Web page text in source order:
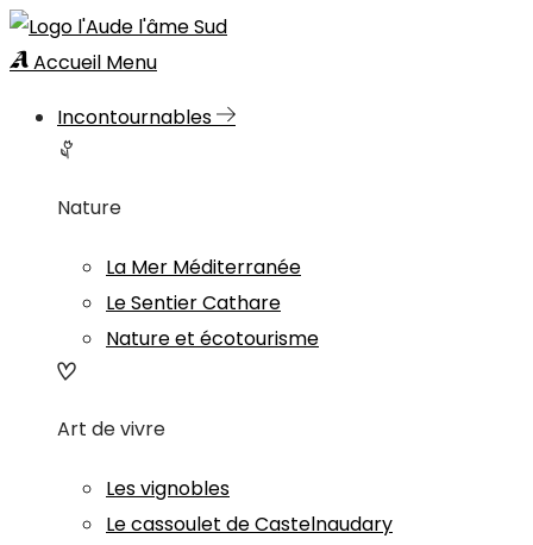
Accueil Menu
Incontournables
Nature
La Mer Méditerranée
Le Sentier Cathare
Nature et écotourisme
Art de vivre
Les vignobles
Le cassoulet de Castelnaudary